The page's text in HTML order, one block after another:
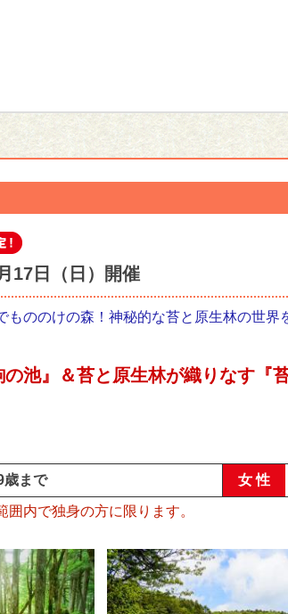
17日（日）開催
もののけの森！神秘的な苔と原生林の世
池』＆苔と原生林が織りなす『
歳まで 女 性
内で独身の方に限ります。